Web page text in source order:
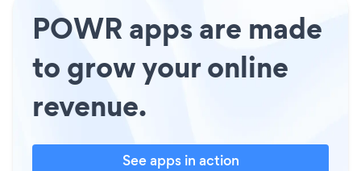
POWR apps are made
to grow your online
revenue.
See apps in action